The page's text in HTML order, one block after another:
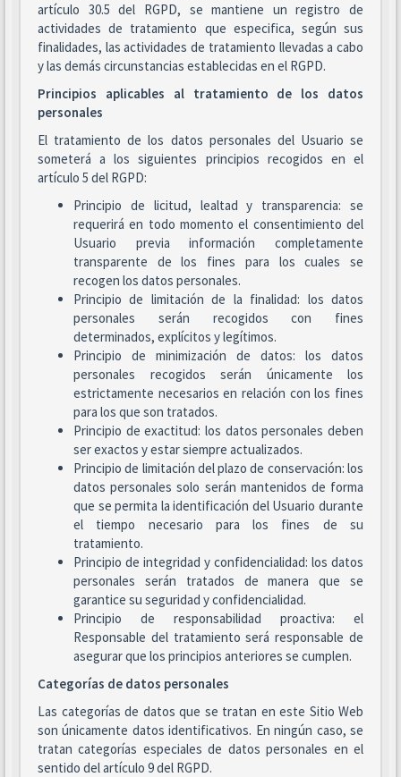
artículo 30.5 del RGPD, se mantiene un registro de
actividades de tratamiento que especifica, según sus
finalidades, las actividades de tratamiento llevadas a cabo
y las demás circunstancias establecidas en el RGPD.
Principios aplicables al tratamiento de los datos
personales
El tratamiento de los datos personales del Usuario se
someterá a los siguientes principios recogidos en el
artículo 5 del RGPD:
Principio de licitud, lealtad y transparencia: se
requerirá en todo momento el consentimiento del
Usuario previa información completamente
transparente de los fines para los cuales se
recogen los datos personales.
Principio de limitación de la finalidad: los datos
personales serán recogidos con fines
determinados, explícitos y legítimos.
Principio de minimización de datos: los datos
personales recogidos serán únicamente los
estrictamente necesarios en relación con los fines
para los que son tratados.
Principio de exactitud: los datos personales deben
ser exactos y estar siempre actualizados.
Principio de limitación del plazo de conservación: los
datos personales solo serán mantenidos de forma
que se permita la identificación del Usuario durante
el tiempo necesario para los fines de su
tratamiento.
Principio de integridad y confidencialidad: los datos
personales serán tratados de manera que se
garantice su seguridad y confidencialidad.
Principio de responsabilidad proactiva: el
Responsable del tratamiento será responsable de
asegurar que los principios anteriores se cumplen.
Categorías de datos personales
Las categorías de datos que se tratan en este Sitio Web
son únicamente datos identificativos. En ningún caso, se
tratan categorías especiales de datos personales en el
sentido del artículo 9 del RGPD.